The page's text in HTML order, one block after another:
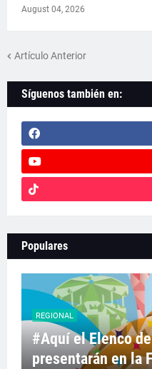
August 04, 2026
Artículo Anterior
Síguenos también en:
Populares
REGIONAL
#Aquí el Elenco
presentarán en la